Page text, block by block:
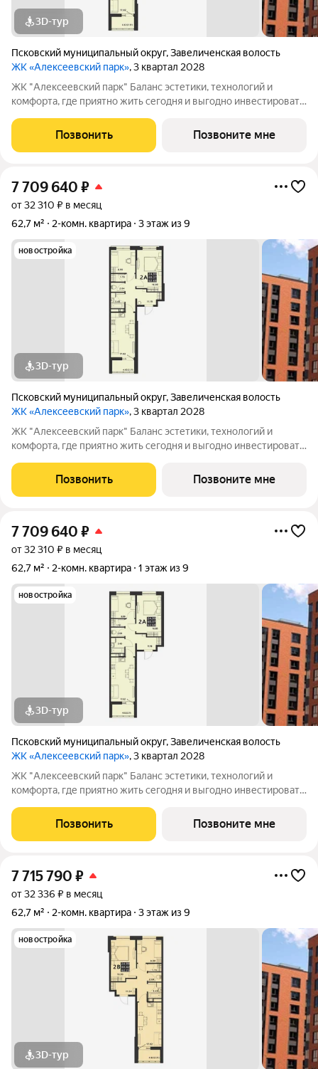
3D-тур
Псковский муниципальный округ,Завеличенская волость
ЖК «Алексеевский парк», 3 квартал 2028
ЖК "Алексеевский парк" Баланс эстетики, технологий и
комфорта, где приятно жить сегодня и выгодно инвестировать
современный проект комфорт класса в развивающемся
районе дальнего Завеличья. Дом выполнен в
Позвонить Позвоните мне
7 709 640 ₽
от 32 310 ₽ в месяц
62,7 м²
2-комн. квартира 3 этаж из 9
новостройка
3D-тур
Псковский муниципальный округ,Завеличенская волость
ЖК «Алексеевский парк», 3 квартал 2028
ЖК "Алексеевский парк" Баланс эстетики, технологий и
комфорта, где приятно жить сегодня и выгодно инвестировать
современный проект комфорт класса в развивающемся
районе дальнего Завеличья. Дом выполнен в
Позвонить Позвоните мне
7 709 640 ₽
от 32 310 ₽ в месяц
62,7 м²
2-комн. квартира 1 этаж из 9
новостройка
3D-тур
Псковский муниципальный округ,Завеличенская волость
ЖК «Алексеевский парк», 3 квартал 2028
ЖК "Алексеевский парк" Баланс эстетики, технологий и
комфорта, где приятно жить сегодня и выгодно инвестировать
современный проект комфорт класса в развивающемся
районе дальнего Завеличья. Дом выполнен в
Позвонить Позвоните мне
7 715 790 ₽
от 32 336 ₽ в месяц
62,7 м²
2-комн. квартира 3 этаж из 9
новостройка
3D-тур